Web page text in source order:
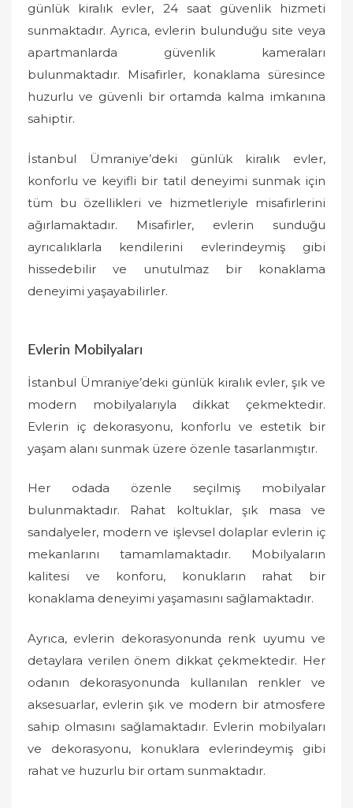
günlük kiralık evler, 24 saat güvenlik hizmeti
sunmaktadır. Ayrıca, evlerin bulunduğu site veya
apartmanlarda güvenlik kameraları
bulunmaktadır. Misafirler, konaklama süresince
huzurlu ve güvenli bir ortamda kalma imkanına
sahiptir.
İstanbul Ümraniye’deki günlük kiralık evler,
konforlu ve keyifli bir tatil deneyimi sunmak için
tüm bu özellikleri ve hizmetleriyle misafirlerini
ağırlamaktadır. Misafirler, evlerin sunduğu
ayrıcalıklarla kendilerini evlerindeymiş gibi
hissedebilir ve unutulmaz bir konaklama
deneyimi yaşayabilirler.
Evlerin Mobilyaları
İstanbul Ümraniye’deki günlük kiralık evler, şık ve
modern mobilyalarıyla dikkat çekmektedir.
Evlerin iç dekorasyonu, konforlu ve estetik bir
yaşam alanı sunmak üzere özenle tasarlanmıştır.
Her odada özenle seçilmiş mobilyalar
bulunmaktadır. Rahat koltuklar, şık masa ve
sandalyeler, modern ve işlevsel dolaplar evlerin iç
mekanlarını tamamlamaktadır. Mobilyaların
kalitesi ve konforu, konukların rahat bir
konaklama deneyimi yaşamasını sağlamaktadır.
Ayrıca, evlerin dekorasyonunda renk uyumu ve
detaylara verilen önem dikkat çekmektedir. Her
odanın dekorasyonunda kullanılan renkler ve
aksesuarlar, evlerin şık ve modern bir atmosfere
sahip olmasını sağlamaktadır. Evlerin mobilyaları
ve dekorasyonu, konuklara evlerindeymiş gibi
rahat ve huzurlu bir ortam sunmaktadır.